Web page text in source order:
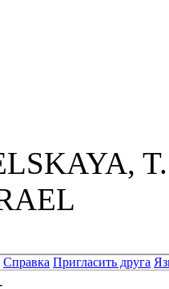
Справка Пригласить друга